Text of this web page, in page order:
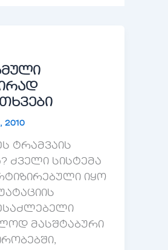
2010
ტრამვაის
ძველი სისტემა
იყო
მასშტაბური